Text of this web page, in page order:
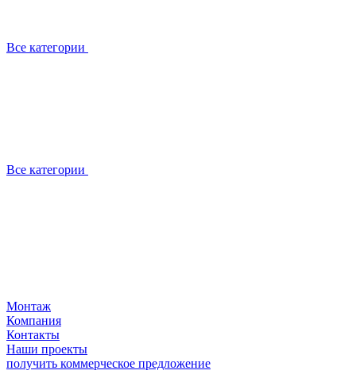
Все категории
Все категории
Монтаж
Компания
Контакты
Наши проекты
получить коммерческое предложение